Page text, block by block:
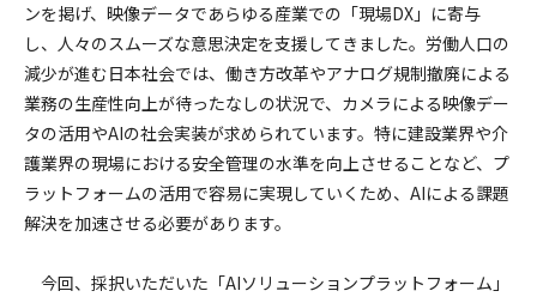
ンを掲げ、映像データであらゆる産業での「現場DX」に寄与
し、人々のスムーズな意思決定を支援してきました。労働人口の
減少が進む日本社会では、働き方改革やアナログ規制撤廃による
業務の生産性向上が待ったなしの状況で、カメラによる映像デー
タの活用やAIの社会実装が求められています。特に建設業界や介
護業界の現場における安全管理の水準を向上させることなど、プ
ラットフォームの活用で容易に実現していくため、AIによる課題
解決を加速させる必要があります。
今回、採択いただいた「AIソリューションプラットフォーム 」